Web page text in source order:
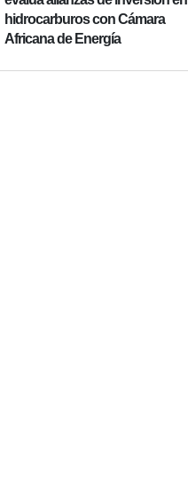
hidrocarburos con Cámara
Africana de Energía